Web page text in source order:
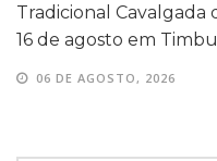
Tradicional Cavalgada
16 de agosto em
06 DE AGOSTO, 2026